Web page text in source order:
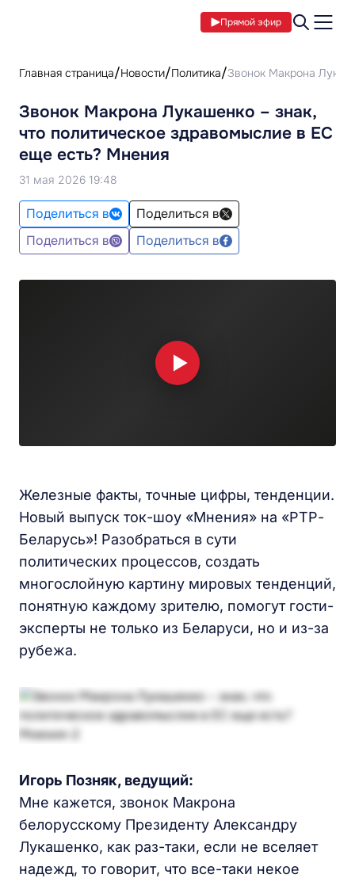
Прямой эфир
Главная страница Новости Политика Звонок Макрона
Звонок Макрона Лукашенко – знак,
что политическое здравомыслие в ЕС
еще есть? Мнения
31 мая 2026 19:48
Поделиться в
Поделиться в
Поделиться в
Поделиться в
Железные факты, точные цифры, тенденции.
Новый выпуск ток-шоу «Мнения» на «РТР-
Беларусь»! Разобраться в сути
политических процессов, создать
многослойную картину мировых тенденций,
понятную каждому зрителю, помогут гости-
эксперты не только из Беларуси, но и из-за
рубежа.
Игорь Позняк, ведущий:
Мне кажется, звонок Макрона
белорусскому Президенту Александру
Лукашенко, как раз-таки, если не вселяет
надежд, то говорит, что все-таки некое